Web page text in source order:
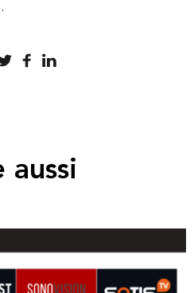
aussi